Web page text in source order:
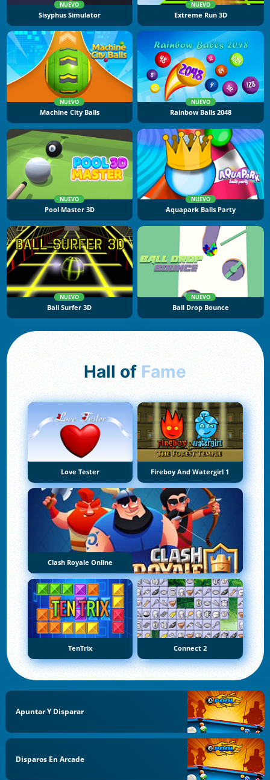
NUEVO
Sisyphus Simulator
NUEVO
Extreme Run 3D
NUEVO
Machine City Balls
NUEVO
Rainbow Balls 2048
NUEVO
Pool Master 3D
NUEVO
Aquapark Balls Party
NUEVO
Ball Surfer 3D
NUEVO
Ball Drop Bounce
Hall of Fame
Love Tester Fireboy And Watergirl 1
Clash Royale Online
TenTrix Connect 2
Apuntar Y Disparar
Disparos En Arcade